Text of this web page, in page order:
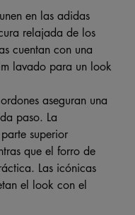
en las adidas
relajada de los
cuentan con una
lavado para un look
aseguran una
paso. La
superior
que el forro de
Las icónicas
el look con el